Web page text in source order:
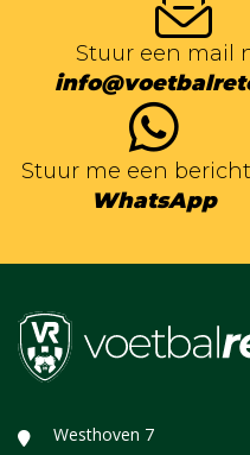
Stuur een mail
Stuur me een
WhatsApp
Westhoven 7